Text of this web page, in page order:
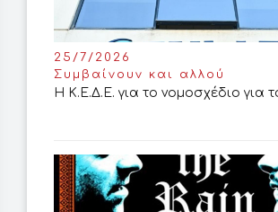
25/7/2026
Συμβαίνουν και αλλού
Η Κ.Ε.Δ.Ε. για το νομοσχέδιο για